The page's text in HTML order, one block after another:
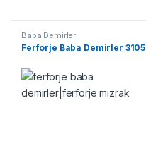
Baba Demirler
Ferforje Baba Demirler 3105